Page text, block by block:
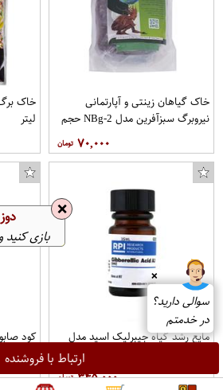
ارتباط با فروشنده
خاک گیاهان زینتی و آپارتمانی
نیروبرگ سبزآفرین مدل NBg-2 حجم
۷۰,۰۰۰
لیتر
مایع رشد گیاه جیبرلیک اسید مدل
۳۴۵,۰۰۰
کود
مدل AB17 حجم 1 لیتر
❌
سوالی دارید؟
در خدمتم
❌
بازی کنید